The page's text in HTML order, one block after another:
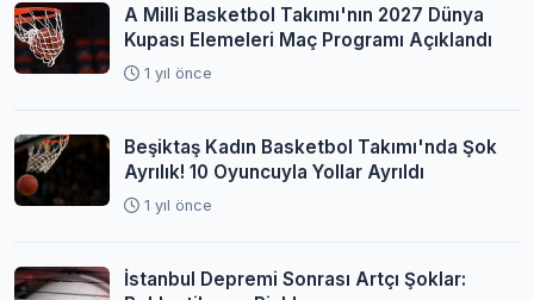
A Milli Basketbol Takımı'nın 2027 Dünya
Kupası Elemeleri Maç Programı Açıklandı
1 yıl önce
Beşiktaş Kadın Basketbol Takımı'nda Şok
Ayrılık! 10 Oyuncuyla Yollar Ayrıldı
1 yıl önce
İstanbul Depremi Sonrası Artçı Şoklar: